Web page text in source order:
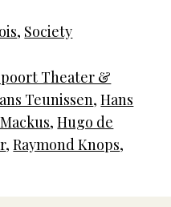
, Society
Theater &
Teunissen,Hans
,Hugo de
,Raymond Knops,